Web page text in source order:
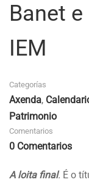
Banet
IEM
Categorías
Axenda,
Patrimonio
Comentarios
0 Comentarios
A loita final. É o